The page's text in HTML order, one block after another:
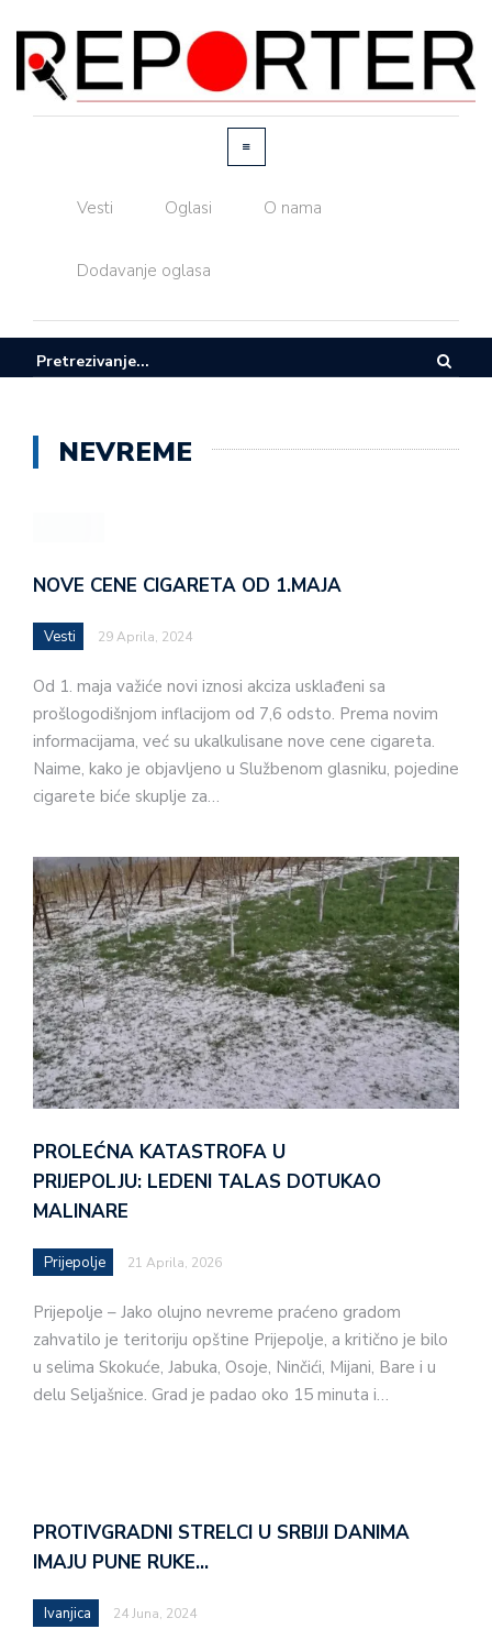
Vesti Oglasi O nama
Dodavanje oglasa
NEVREME
NOVE CENE CIGARETA OD 1.MAJA
Vesti 29 Aprila, 2024
Od 1. maja važiće novi iznosi akciza usklađeni sa
prošlogodišnjom inflacijom od 7,6 odsto. Prema novim
informacijama, već su ukalkulisane nove cene cigareta.
Naime, kako je objavljeno u Službenom glasniku, pojedine
cigarete biće skuplje za…
PROLEĆNA KATASTROFA U
PRIJEPOLJU: LEDENI TALAS DOTUKAO
MALINARE
Prijepolje 21 Aprila, 2026
Prijepolje – Jako olujno nevreme praćeno gradom
zahvatilo je teritoriju opštine Prijepolje, a kritično je bilo
u selima Skokuće, Jabuka, Osoje, Ninčići, Mijani, Bare i u
delu Seljašnice. Grad je padao oko 15 minuta i…
PROTIVGRADNI STRELCI U SRBIJI DANIMA
IMAJU PUNE RUKE…
Ivanjica 24 Juna, 2024